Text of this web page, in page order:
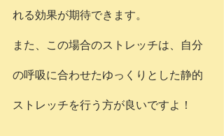
れる効果が期待できます。
また、この場合のストレッチは、自分
の呼吸に合わせたゆっくりとした静的
ストレッチを行う方が良いですよ！